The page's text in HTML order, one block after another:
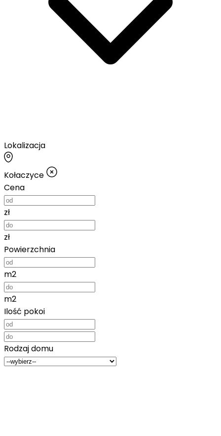
Lokalizacja
Kołaczyce
Cena
zł
zł
Powierzchnia
m2
m2
Ilość pokoi
Rodzaj domu